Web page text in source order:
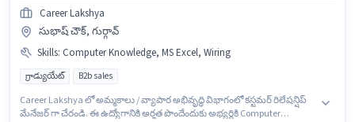
Career Lakshya
సుభాష్ చౌక్, గుర్గావ్
Skills: Computer Knowledge, MS Excel, Wiring
గ్రాడ్యుయేట్ B2b sales
Career Lakshya లో అమ్మకాలు / వ్యాపార అభివృద్ధి విభాగంలో కస్టమర్ రిలేషన్షిప్
మేనేజర్ గా చేరండి. ఈ ఉద్యోగానికి అర్హత పొందేందుకు అభ్యర్థికి Computer